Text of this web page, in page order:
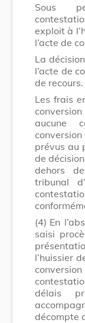
Sous
exploit à
l’acte de
La
l’acte de
de recours.
Les frais
aucune
conversion
prévus au
de
dehors
tribunal
(4) En
saisi
l’huissier
délais
décompte